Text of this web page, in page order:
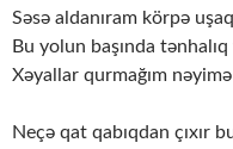
Səsə aldanıram körpə
Bu yolun başında tənhalıq
Xəyallar qurmağım
Neçə qat qabıqdan çıxır